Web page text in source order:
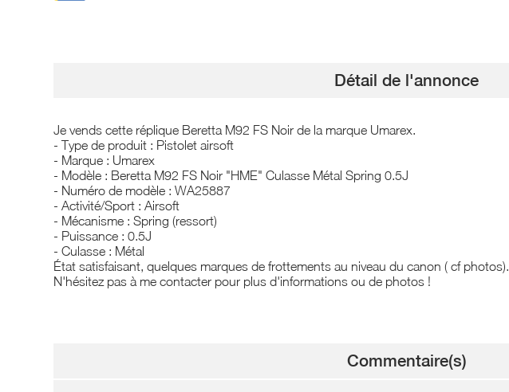
Détail de l'annonce
Je vends cette réplique Beretta M92 FS Noir de la marque Umarex.
- Type de produit : Pistolet airsoft
- Marque : Umarex
- Modèle : Beretta M92 FS Noir "HME" Culasse Métal Spring 0.5J
- Numéro de modèle : WA25887
- Activité/Sport : Airsoft
- Mécanisme : Spring (ressort)
- Puissance : 0.5J
- Culasse : Métal
État satisfaisant, quelques marques de frottements au niveau du canon ( cf photos).
N'hésitez pas à me contacter pour plus d'informations ou de photos !
Commentaire(s)